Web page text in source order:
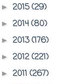
► 2015(29)
► 2014(80)
► 2013(176)
► 2012(221)
► 2011 (267)